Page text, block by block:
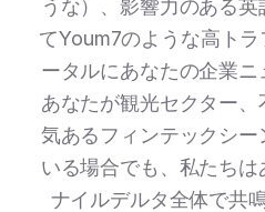
うな）、影響力のある
てYoum7のような高ト
ータルにあなたの企業ニ
あなたが観光セクター
気あるフィンテックシ
いる場合でも、私たち
ナイルデルタ全体で共